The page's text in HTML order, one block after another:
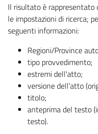
Il risultato è rappresentato
le impostazioni di ricerca;
seguenti informazioni:
Regioni/Province
tipo provvedimento;
estremi dell'atto;
versione dell'atto
titolo;
anteprima del testo
testo).